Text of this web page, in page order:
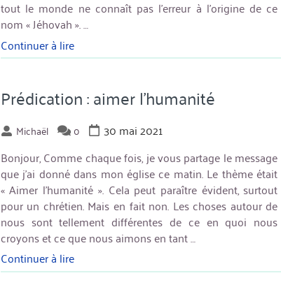
tout le monde ne connaît pas l’erreur à l’origine de ce
nom « Jéhovah ». …
Continuer à lire« Prédication:
le
de
Dieu »
Prédication : aimer l’humanité
Michaël 0
30 mai 2021
Bonjour, Comme chaque fois, je vous partage le message
que j’ai donné dans mon église ce matin. Le thème était
« Aimer l’humanité ». Cela peut paraître évident, surtout
pour un chrétien. Mais en fait non. Les choses autour de
nous sont tellement différentes de ce en quoi nous
croyons et ce que nous aimons en tant …
Continuer à lire« Prédication
: